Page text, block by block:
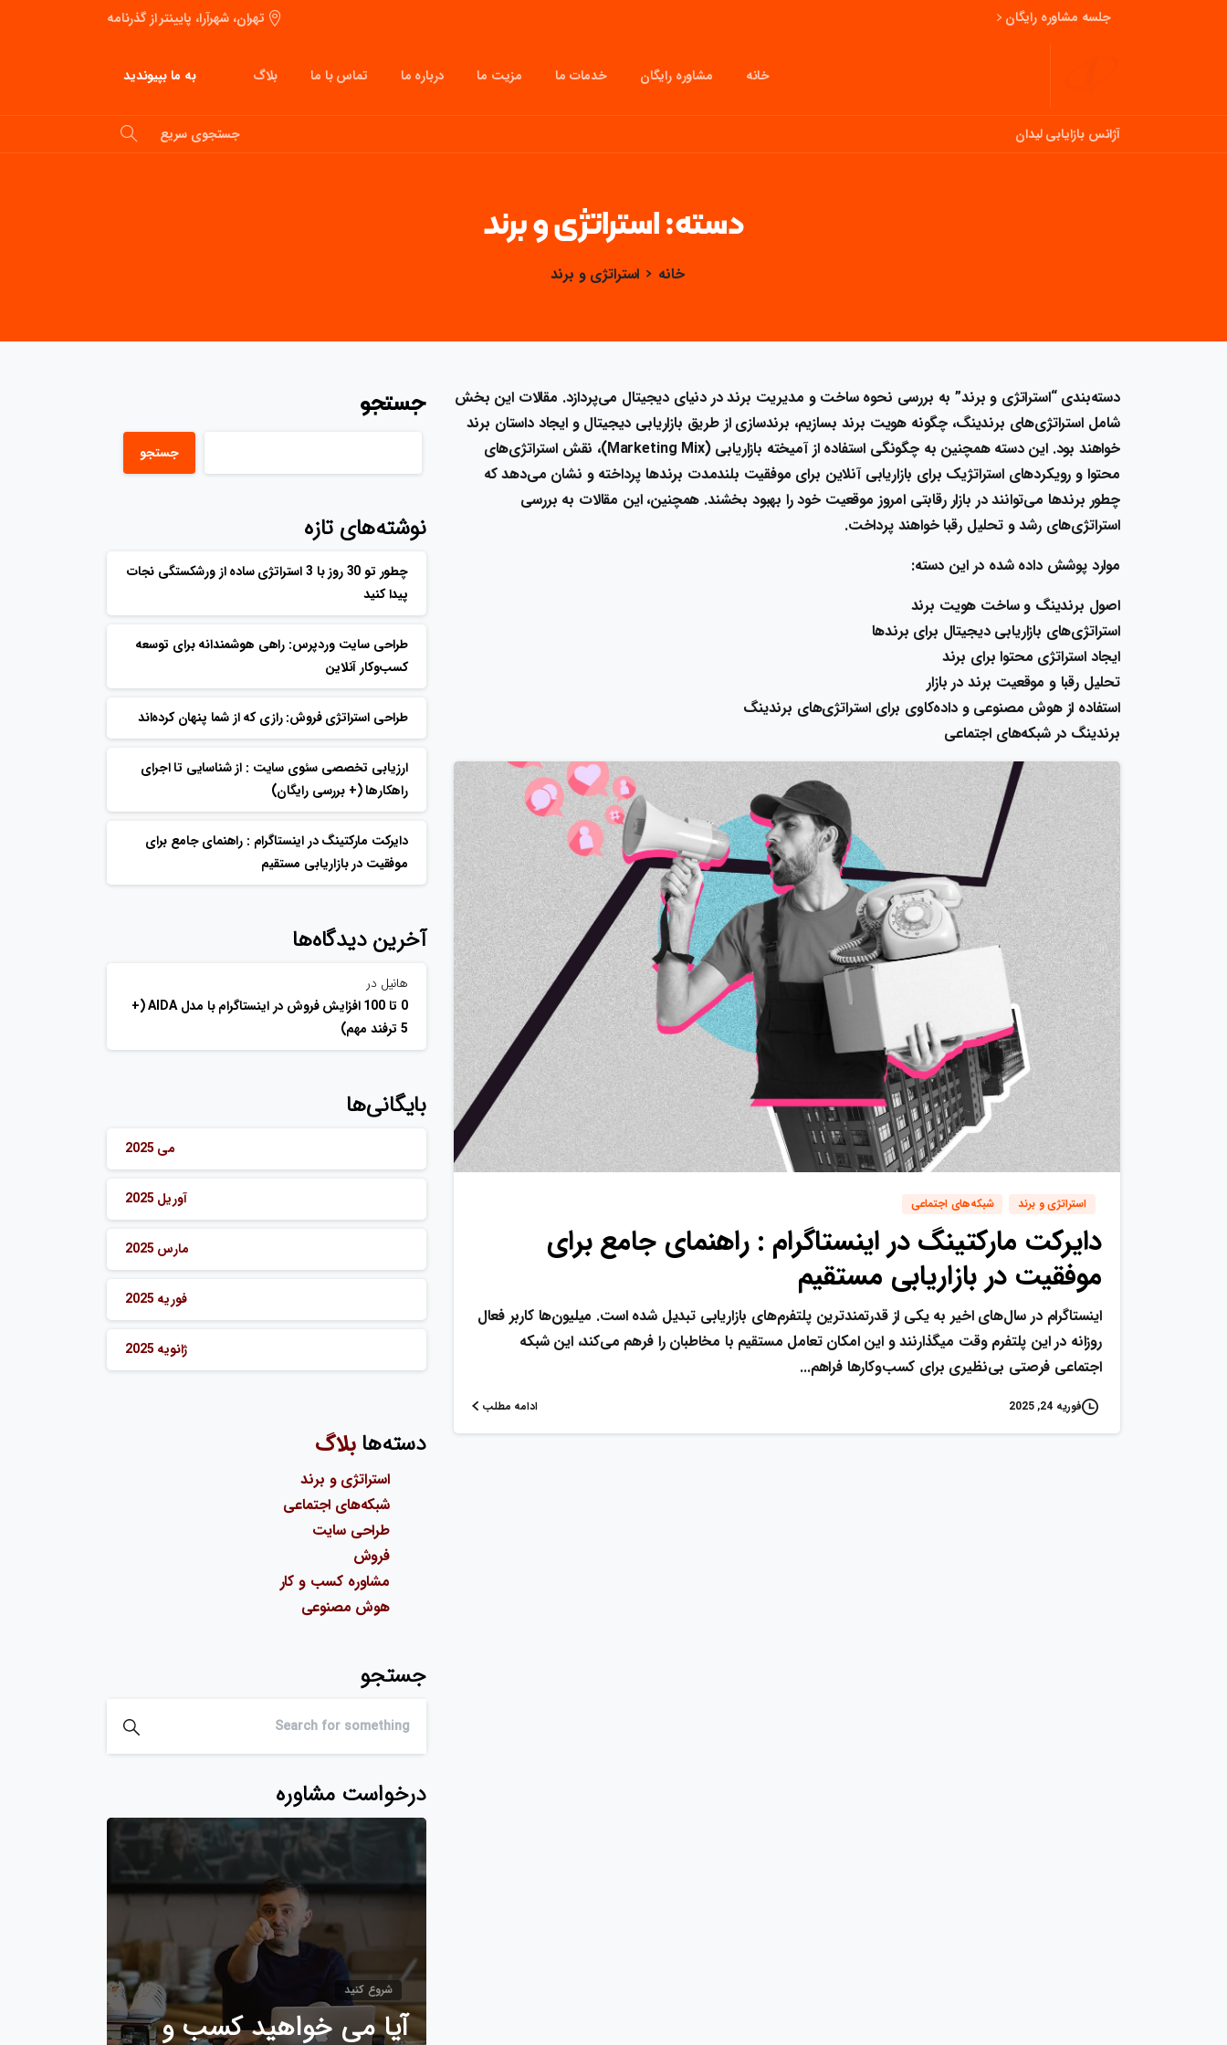
جلسه مشاوره رایگان تهران، شهرآرا، پایینتر از گذرنامه
خانه مشاوره رایگان خدمات ما مزیت ما درباره ما تماس با ما بلاگ به ما بپیوندید
آژانس بازایابی لیدان جستجوی سریع
دسته:استراتژیوبرند
خانه استراتژی و برند
دسته‌بندی “استراتژی و برند” به بررسی نحوه ساخت و مدیریت برند در دنیای دیجیتال می‌پردازد. مقالات این بخش
شامل استراتژی‌های برندینگ، چگونه هویت برند بسازیم، برندسازی از طریق بازاریابی دیجیتال و ایجاد داستان برند
خواهند بود. این دسته همچنین به چگونگی استفاده از آمیخته بازاریابی (Marketing Mix)، نقش استراتژی‌های
محتوا و رویکردهای استراتژیک برای بازاریابی آنلاین برای موفقیت بلندمدت برندها پرداخته و نشان می‌دهد که
چطور برندها می‌توانند در بازار رقابتی امروز موقعیت خود را بهبود بخشند. همچنین، این مقالات به بررسی
استراتژی‌های رشد و تحلیل رقبا خواهند پرداخت.
موارد پوشش داده شده در این دسته:
اصول برندینگ و ساخت هویت برند
استراتژی‌های بازاریابی دیجیتال برای برندها
ایجاد استراتژی محتوا برای برند
تحلیل رقبا و موقعیت برند در بازار
استفاده از هوش مصنوعی و داده‌کاوی برای استراتژی‌های برندینگ
برندینگ در شبکه‌های اجتماعی
0
استراتژی و برند شبکه‌های اجتماعی
دایرکت مارکتینگ در اینستاگرام : راهنمای جامع برای
موفقیت در بازاریابی مستقیم
اینستاگرام در سال‌های اخیر به یکی از قدرتمندترین پلتفرم‌های بازاریابی تبدیل شده است. میلیون‌ها کاربر فعال
روزانه در این پلتفرم وقت میگذارنند و این امکان تعامل مستقیم با مخاطبان را فرهم می‌کند، این شبکه
اجتماعی فرصتی بی‌نظیری برای کسب‌وکارها فراهم...
فوریه 24, 2025 ادامه مطلب
جستجو
جستجو
نوشته‌های تازه
چطور تو 30 روز با 3 استراتژی ساده از ورشکستگی نجات
پیدا کنید
طراحی سایت وردپرس: راهی هوشمندانه برای توسعه
کسب‌وکار آنلاین
طراحی استراتژی فروش: رازی که از شما پنهان کرده‌اند
ارزیابی تخصصی سئوی سایت : از شناسایی تا اجرای
راهکارها (+ بررسی رایگان)
دایرکت مارکتینگ در اینستاگرام : راهنمای جامع برای
موفقیت در بازاریابی مستقیم
آخرین دیدگاه‌ها
هانیل در
0 تا 100 افزایش فروش در اینستاگرام با مدل AIDA (+
5 ترفند مهم)
بایگانی‌ها
می 2025
آوریل 2025
مارس 2025
فوریه 2025
ژانویه 2025
دسته‌هابلاگ
استراتژی و برند
شبکه‌های اجتماعی
طراحی سایت
فروش
مشاوره کسب و کار
هوش مصنوعی
جستجو
درخواست مشاوره
شروع کنید
آیا می خواهید کسب و